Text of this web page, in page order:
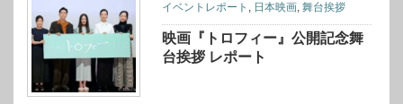
イベントレポート , 日本映画,舞台挨拶
映画『トロフィー』公開記念舞
台挨拶 レポート